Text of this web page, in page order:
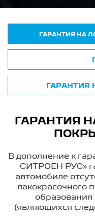
ГАРАНТИЯ НА
ГАРАНТИЯ
ГАРАНТИЯ
В дополнение к
СИТРОЕН РУС»
автомобиле
лакокрасочного
(являющихся